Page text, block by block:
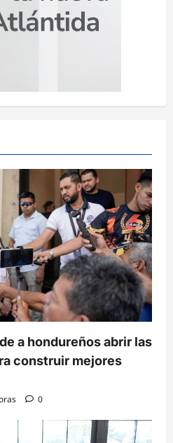
a hondureños abrir las
construir mejores
0